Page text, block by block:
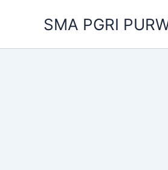
SMA PGRI